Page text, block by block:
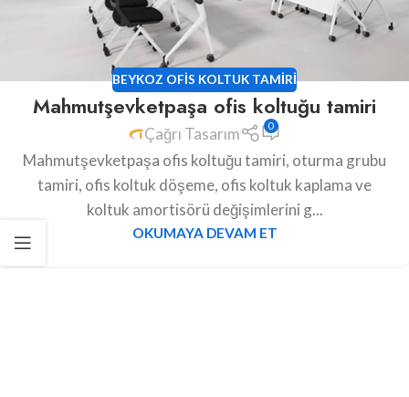
BEYKOZ OFIS KOLTUK TAMIRI
Mahmutşevketpaşa ofis koltuğu tamiri
Çağrı Tasarım 0
Mahmutşevketpaşa ofis koltuğu tamiri, oturma grubu
tamiri, ofis koltuk döşeme, ofis koltuk kaplama ve
koltuk amortisörü değişimlerini g...
OKUMAYA DEVAM ET